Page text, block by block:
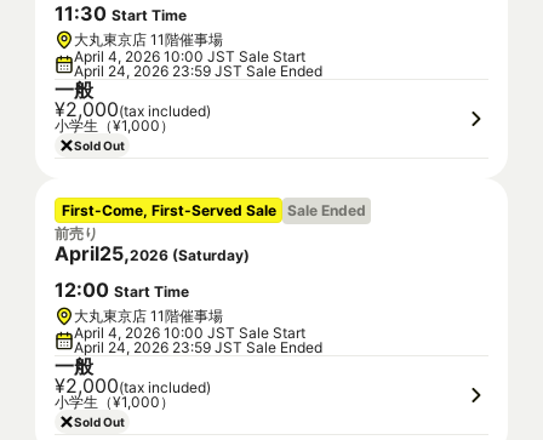
11:30 Start Time
大丸東京店 11階催事場
April 4, 2026 10:00 JST Sale Start
April 24, 2026 23:59 JST Sale Ended
一般
¥2,000(tax included)
小学生（¥1,000）
Sold Out
First-Come, First-Served Sale Sale Ended
前売り
April25,2026 (Saturday)
12:00 Start Time
大丸東京店 11階催事場
April 4, 2026 10:00 JST Sale Start
April 24, 2026 23:59 JST Sale Ended
一般
¥2,000(tax included)
小学生（¥1,000）
Sold Out